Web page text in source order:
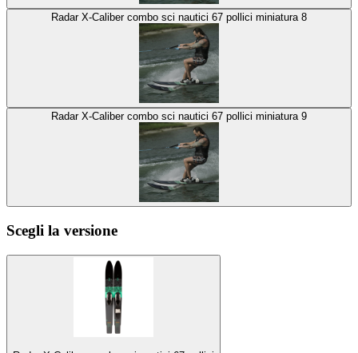
Radar X-Caliber combo sci nautici 67 pollici miniatura 8
Radar X-Caliber combo sci nautici 67 pollici miniatura 9
Scegli la versione